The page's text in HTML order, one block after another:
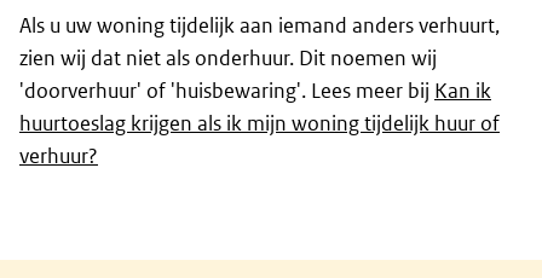
Als u uw woning tijdelijk aan iemand anders verhuurt,
zien wij dat niet als onderhuur. Dit noemen wij
'doorverhuur' of 'huisbewaring'. Lees meer bij Kan ik
huurtoeslag krijgen als ik mijn woning tijdelijk huur of
verhuur?